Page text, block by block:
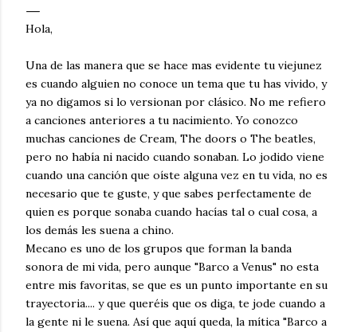
Hola,
Una de las manera que se hace mas evidente tu viejunez
es cuando alguien no conoce un tema que tu has vivido, y
ya no digamos si lo versionan por clásico. No me refiero
a canciones anteriores a tu nacimiento. Yo conozco
muchas canciones de Cream, The doors o The beatles,
pero no había ni nacido cuando sonaban. Lo jodido viene
cuando una canción que oíste alguna vez en tu vida, no es
necesario que te guste, y que sabes perfectamente de
quien es porque sonaba cuando hacías tal o cual cosa, a
los demás les suena a chino.
Mecano es uno de los grupos que forman la banda
sonora de mi vida, pero aunque "Barco a Venus" no esta
entre mis favoritas, se que es un punto importante en su
trayectoria.... y que queréis que os diga, te jode cuando a
la gente ni le suena. Así que aquí queda, la mítica "Barco a